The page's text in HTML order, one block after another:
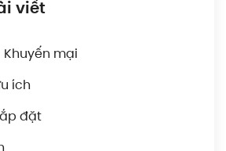
viết
mại
ích
đặt